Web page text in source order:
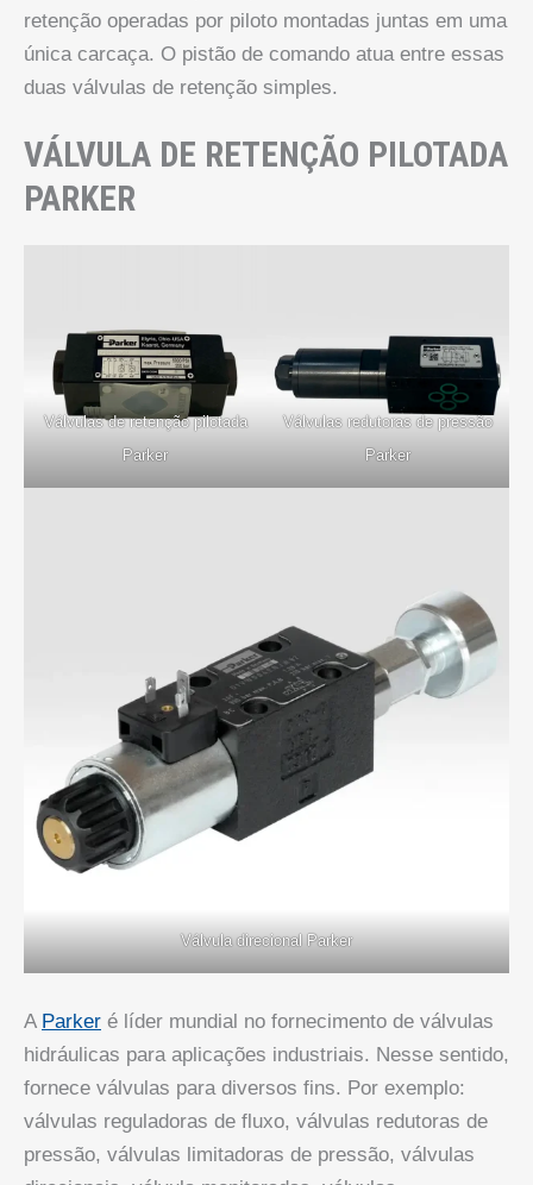
retenção operadas por piloto montadas juntas em uma
única carcaça. O pistão de comando atua entre essas
duas válvulas de retenção simples.
VÁLVULA DE RETENÇÃO PILOTADA
PARKER
Válvulas de retenção pilotada
Parker
Válvulas redutoras de pressão
Parker
Válvula direcional Parker
A Parker é líder mundial no fornecimento de válvulas
hidráulicas para aplicações industriais. Nesse sentido,
fornece válvulas para diversos fins. Por exemplo:
válvulas reguladoras de fluxo, válvulas redutoras de
pressão, válvulas limitadoras de pressão, válvulas